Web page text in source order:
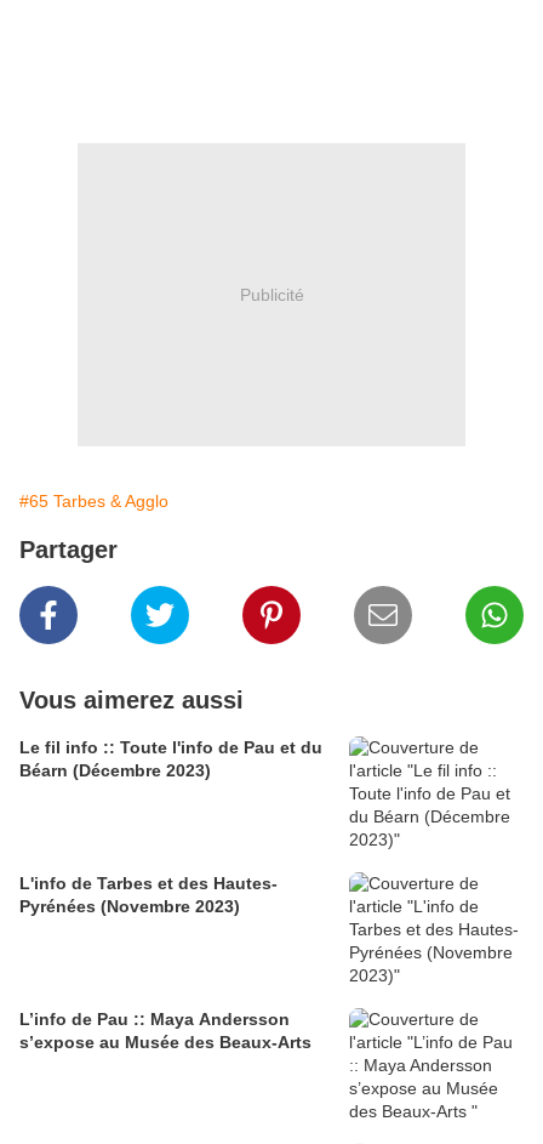
Publicité
#65 Tarbes & Agglo
Partager
Vous aimerez aussi
Le fil info :: Toute l'info de Pau et du
Béarn (Décembre 2023)
L'info de Tarbes et des Hautes-
Pyrénées (Novembre 2023)
L’info de Pau :: Maya Andersson
s’expose au Musée des Beaux-Arts